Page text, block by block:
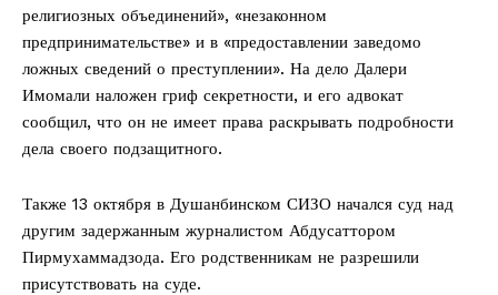
религиозных объединений», «незаконном
предпринимательстве» и в «предоставлении заведомо
ложных сведений о преступлении». На дело Далери
Имомали наложен гриф секретности, и его адвокат
сообщил, что он не имеет права раскрывать подробности
дела своего подзащитного.
Также 13 октября в Душанбинском СИЗО начался суд над
другим задержанным журналистом Абдусаттором
Пирмухаммадзода. Его родственникам не разрешили
присутствовать на суде.